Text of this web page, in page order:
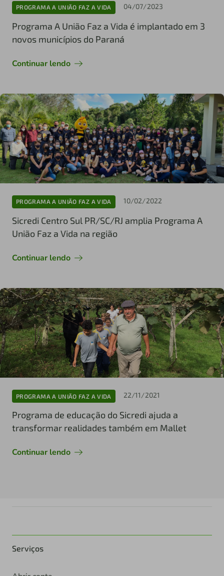
PROGRAMA A UNIÃO FAZ A VIDA 04/07/2023
Programa A União Faz a Vida é implantado em 3
novos municípios do Paraná
Continuar lendo
PROGRAMA A UNIÃO FAZ A VIDA 10/02/2022
Sicredi Centro Sul PR/SC/RJ amplia Programa A
União Faz a Vida na região
Continuar lendo
PROGRAMA A UNIÃO FAZ A VIDA 22/11/2021
Programa de educação do Sicredi ajuda a
transformar realidades também em Mallet
Continuar lendo
Serviços